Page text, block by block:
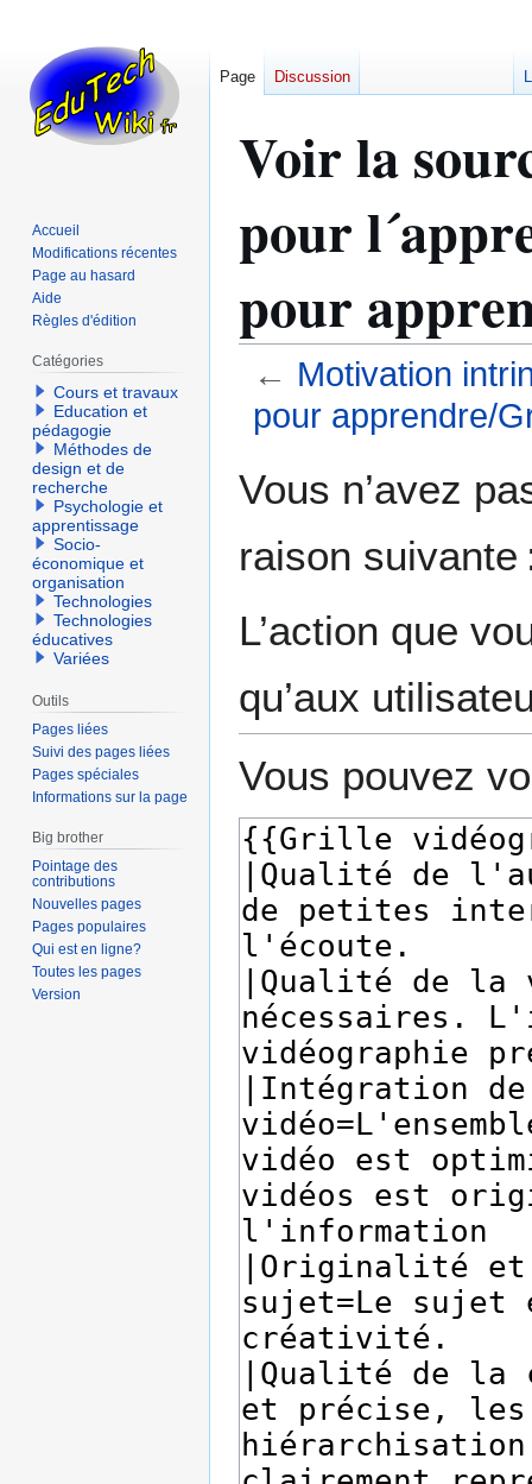
Voir la
pour
pour
← Motivation
pour apprendre/
à
navigation
à
recherche
Vous n’avez
raison suivante
L’action que
qu’aux
Vous pouvez
Page Discussion
Accueil
Modifications récentes
Page au hasard
Aide
Règles d'édition
Catégories
Cours et travaux
Education et
pédagogie
Méthodes de
design et de
recherche
Psychologie et
apprentissage
Socio-
économique et
organisation
Technologies
Technologies
éducatives
Variées
Outils
Pages liées
Suivi des pages liées
Pages spéciales
Informations sur la page
Big brother
Pointage des
contributions
Nouvelles pages
Pages populaires
Qui est en ligne?
Toutes les pages
Version